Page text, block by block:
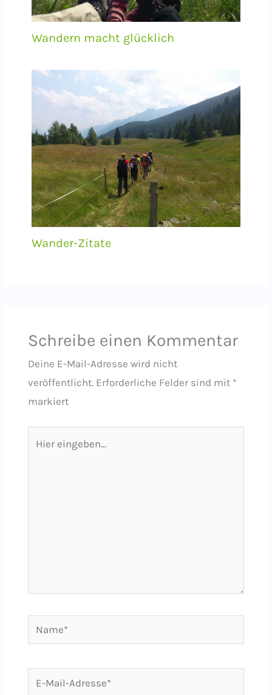
Wandern macht glücklich
Wander-Zitate
Schreibe einen Kommentar
Deine E-Mail-Adresse wird nicht
veröffentlicht. Erforderliche Felder sind mit *
markiert
eingeben…
Name*